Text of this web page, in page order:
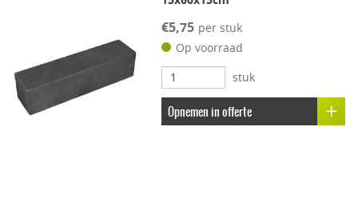
€5,75 per stuk
Op voorraad
stuk
Opnemen in offerte